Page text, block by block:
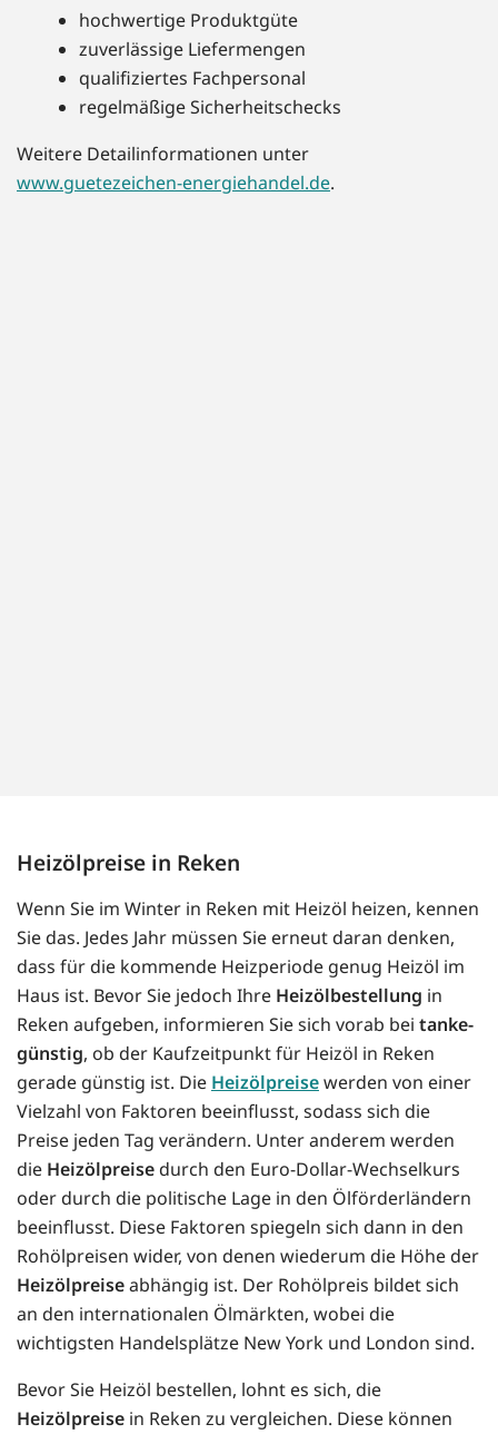
hochwertige Produktgüte
zuverlässige Liefermengen
qualifiziertes Fachpersonal
regelmäßige Sicherheitschecks
Weitere Detailinformationen unter
www.guetezeichen-energiehandel.de.
Heizölpreise in Reken
Wenn Sie im Winter in Reken mit Heizöl heizen, kennen
Sie das. Jedes Jahr müssen Sie erneut daran denken,
dass für die kommende Heizperiode genug Heizöl im
Haus ist. Bevor Sie jedoch Ihre Heizölbestellung in
Reken aufgeben, informieren Sie sich vorab bei tanke-
günstig, ob der Kaufzeitpunkt für Heizöl in Reken
gerade günstig ist. Die Heizölpreisewerden von einer
Vielzahl von Faktoren beeinflusst, sodass sich die
Preise jeden Tag verändern. Unter anderem werden
die Heizölpreise durch den Euro-Dollar-Wechselkurs
oder durch die politische Lage in den Ölförderländern
beeinflusst. Diese Faktoren spiegeln sich dann in den
Rohölpreisen wider, von denen wiederum die Höhe der
Heizölpreiseabhängig ist. Der Rohölpreis bildet sich
an den internationalen Ölmärkten, wobei die
wichtigsten Handelsplätze New York und London sind.
Bevor Sie Heizöl bestellen, lohnt es sich, die
Heizölpreise in Reken zu vergleichen. Diese können